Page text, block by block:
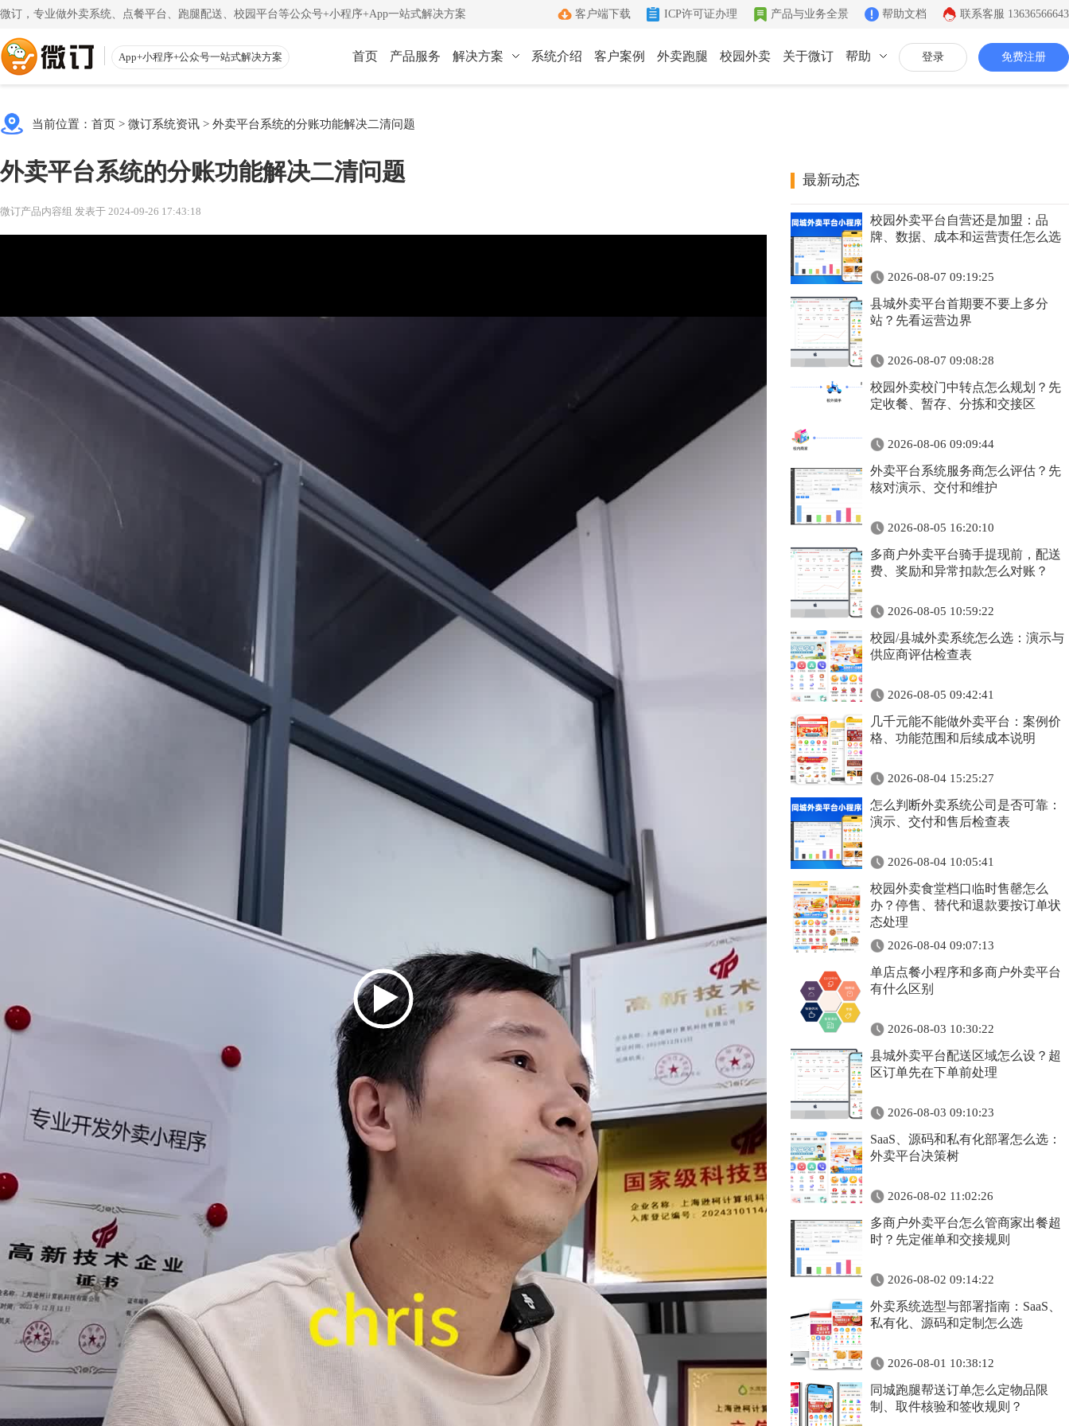
微订，专业做外卖系统、点餐平台、跑腿配送、校园平台等公众号+小程序+App一站式解决方案 联系客服 13636566643
帮助文档
产品与业务全景
ICP许可证办理
客户端下载
App+小程序+公众号一站式解决方案 登录 免费注册
首页 产品服务 解决方案
渠道 公众号 小程序
同城生活信息发布 连接你的客户和粉丝
系统介绍 客户案例 外卖跑腿 校园外卖 关于微订 帮助
使用教程
注册小程序和公众号帐号
初级教程
帮助中心
常见问题解疑
App下载
手机端的管理客户端
微粉宝 成功案例
致力于移动互联网开发
有影响力的互联网企业
公司资质
证件齐全，安全放心
联系我们
7*12小时在线咨询
当前位置： 首页 > 微订系统资讯 > 外卖平台系统的分账功能解决二清问题
外卖平台系统的分账功能解决二清问题
微订产品内容组 发表于 2024-09-26 17:43:18
最新动态
校园外卖平台自营还是加盟：品
牌、数据、成本和运营责任怎么选
2026-08-07 09:19:25
县城外卖平台首期要不要上多分
站？先看运营边界
2026-08-07 09:08:28
校园外卖校门中转点怎么规划？先
定收餐、暂存、分拣和交接区
2026-08-06 09:09:44
外卖平台系统服务商怎么评估？先
核对演示、交付和维护
2026-08-05 16:20:10
多商户外卖平台骑手提现前，配送
费、奖励和异常扣款怎么对账？
2026-08-05 10:59:22
校园/县城外卖系统怎么选：演示与
供应商评估检查表
2026-08-05 09:42:41
几千元能不能做外卖平台：案例价
格、功能范围和后续成本说明
2026-08-04 15:25:27
怎么判断外卖系统公司是否可靠：
演示、交付和售后检查表
2026-08-04 10:05:41
校园外卖食堂档口临时售罄怎么
办？停售、替代和退款要按订单状
态处理
2026-08-04 09:07:13
单店点餐小程序和多商户外卖平台
有什么区别
2026-08-03 10:30:22
县城外卖平台配送区域怎么设？超
区订单先在下单前处理
2026-08-03 09:10:23
SaaS、源码和私有化部署怎么选：
外卖平台决策树
2026-08-02 11:02:26
多商户外卖平台怎么管商家出餐超
时？先定催单和交接规则
2026-08-02 09:14:22
外卖系统选型与部署指南：SaaS、
私有化、源码和定制怎么选
2026-08-01 10:38:12
同城跑腿帮送订单怎么定物品限
制、取件核验和签收规则？